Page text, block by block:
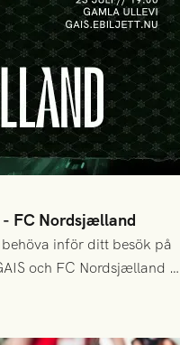
- FC Nordsjælland
inför ditt besök på
och FC Nordsjælland i
kl 19.00 på torsdag